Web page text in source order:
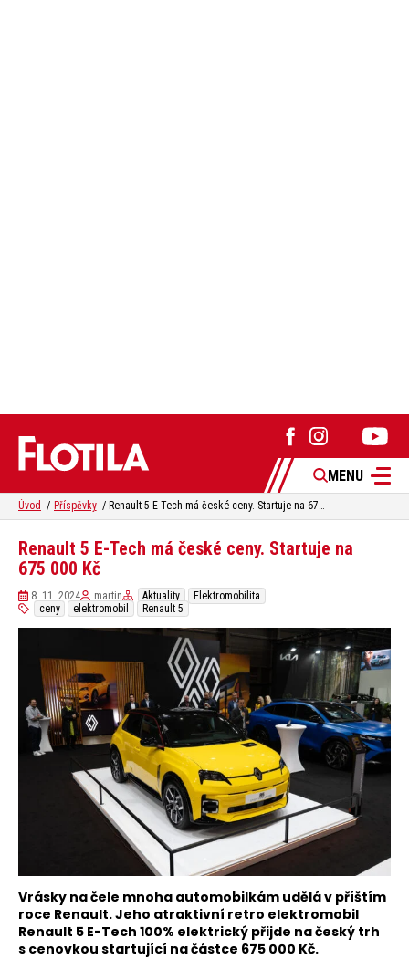
MENU
Úvod Příspěvky Renault 5 E-Tech má české ceny. Startuje na 675 000 Kč
Renault 5 E-Tech má české ceny. Startuje na
675 000 Kč
8. 11. 2024 martin Aktuality
Elektromobilita
ceny
elektromobil Renault 5
Vrásky na čele mnoha automobilkám udělá v příštím
roce Renault. Jeho atraktivní retro elektromobil
Renault 5 E-Tech 100% elektrický přijde na český trh
s cenovkou startující na částce 675 000 Kč.